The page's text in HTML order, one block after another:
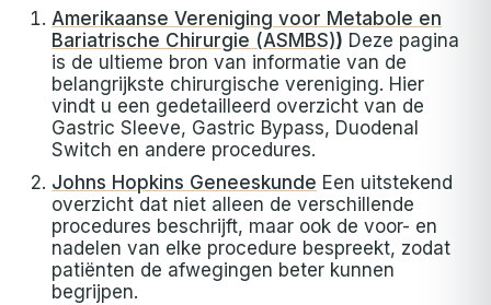
Amerikaanse Vereniging voor Metabole en
Bariatrische Chirurgie (ASMBS)) Deze pagina
is de ultieme bron van informatie van de
belangrijkste chirurgische vereniging. Hier
vindt u een gedetailleerd overzicht van de
Gastric Sleeve, Gastric Bypass, Duodenal
Switch en andere procedures.
Johns Hopkins Geneeskunde Een uitstekend
overzicht dat niet alleen de verschillende
procedures beschrijft, maar ook de voor- en
nadelen van elke procedure bespreekt, zodat
patiënten de afwegingen beter kunnen
begrijpen.